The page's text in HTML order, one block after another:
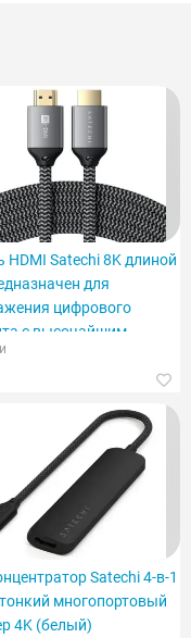
HDMI Satechi 8K длиной
для
цифрового
с высочайшим
и детализацией.
Satechi 4-в-1
тонкий многопортовый
4K (белый)